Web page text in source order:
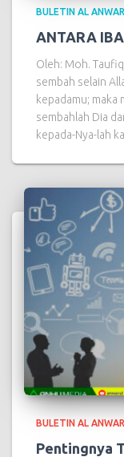
BULETIN AL ANWAR
ANTARA
Oleh: Moh.
sembah selain
kepadamu; maka
sembahlah Dia
kepada-Nya-lah
BULETIN AL ANWAR
Pentingnya